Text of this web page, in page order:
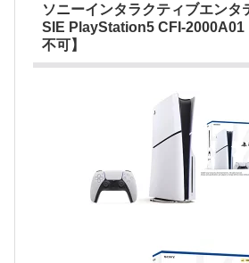
ソニーインタラクティブエンタ
SIE PlayStation5 CFI-2000A01
不可】